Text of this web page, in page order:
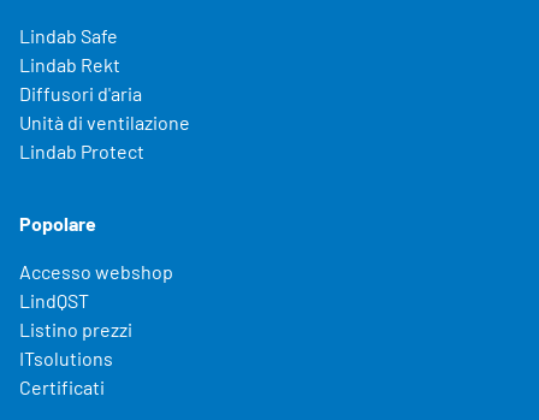
Lindab Safe
Lindab Rekt
Diffusori d'aria
Unità di ventilazione
Lindab Protect
Popolare
Accesso webshop
LindQST
Listino prezzi
ITsolutions
Certificati